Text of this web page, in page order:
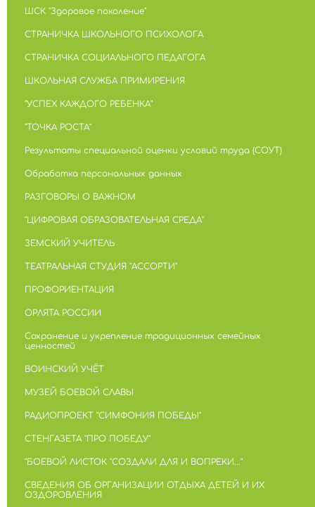
ШСК "Здоровое поколение"
СТРАНИЧКА ШКОЛЬНОГО ПСИХОЛОГА
СТРАНИЧКА СОЦИАЛЬНОГО ПЕДАГОГА
ШКОЛЬНАЯ СЛУЖБА ПРИМИРЕНИЯ
"УСПЕХ КАЖДОГО РЕБЕНКА"
"ТОЧКА РОСТА"
Результаты специальной оценки условий труда (СОУТ)
Обработка персональных данных
РАЗГОВОРЫ О ВАЖНОМ
"ЦИФРОВАЯ ОБРАЗОВАТЕЛЬНАЯ СРЕДА"
ЗЕМСКИЙ УЧИТЕЛЬ
ТЕАТРАЛЬНАЯ СТУДИЯ "АССОРТИ"
ПРОФОРИЕНТАЦИЯ
ОРЛЯТА РОССИИ
Сохранение и укрепление традиционных семейных
ценностей
ВОИНСКИЙ УЧЁТ
МУЗЕЙ БОЕВОЙ СЛАВЫ
РАДИОПРОЕКТ "СИМФОНИЯ ПОБЕДЫ"
СТЕНГАЗЕТА "ПРО ПОБЕДУ"
"БОЕВОЙ ЛИСТОК "СОЗДАЛИ ДЛЯ И ВОПРЕКИ..."
СВЕДЕНИЯ ОБ ОРГАНИЗАЦИИ ОТДЫХА ДЕТЕЙ И ИХ
ОЗДОРОВЛЕНИЯ